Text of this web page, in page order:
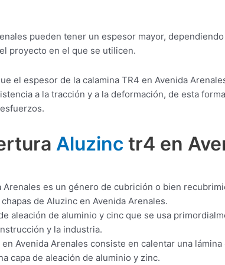
pueden tener un espesor mayor,
proyecto en el que se utilicen.
el espesor de la calamina TR4 en Avenida
a la tracción y a la deformación, de esta
Aluzinc tr4 en
es un género de cubrición o bien
de Aluzinc en Avenida Arenales.
aleación de aluminio y cinc que se usa
y la industria.
Avenida Arenales consiste en calentar una lámina
capa de aleación de aluminio y zinc.